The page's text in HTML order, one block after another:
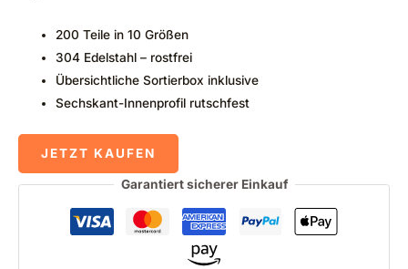
200 Teile in 10 Größen
304 Edelstahl – rostfrei
Übersichtliche Sortierbox inklusive
Sechskant-Innenprofil rutschfest
JETZT KAUFEN
Garantiert sicherer Einkauf